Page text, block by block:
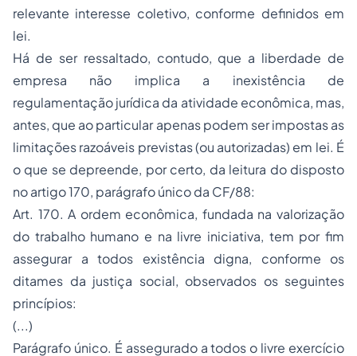
relevante interesse coletivo, conforme definidos em
lei.
Há de ser ressaltado, contudo, que a liberdade de
empresa não implica a inexistência de
regulamentação jurídica da atividade econômica, mas,
antes, que ao particular apenas podem ser impostas as
limitações razoáveis previstas (ou autorizadas) em lei. É
o que se depreende, por certo, da leitura do disposto
no artigo 170, parágrafo único da CF/88:
Art. 170. A ordem econômica, fundada na valorização
do trabalho humano e na livre iniciativa, tem por fim
assegurar a todos existência digna, conforme os
ditames da justiça social, observados os seguintes
princípios:
(...)
Parágrafo único. É assegurado a todos o livre exercício